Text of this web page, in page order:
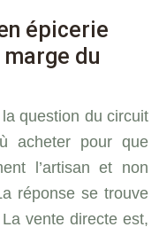
épicerie
du
question du circuit
acheter pour que
l’artisan et non
réponse se trouve
vente directe est,